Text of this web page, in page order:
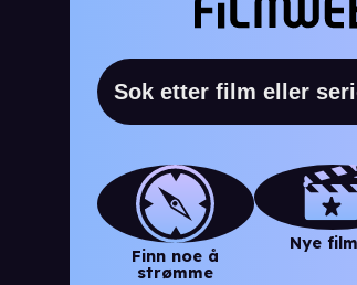
Finn noe å
strømme
Nye